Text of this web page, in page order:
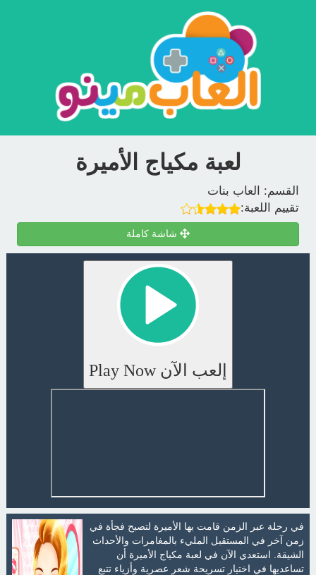
لعبة مكياج الأميرة
القسم:
العاب بنات
تقييم اللعبة:
شاشة كاملة
إلعب الآن Play Now
في رحلة عبر الزمن قامت بها الأميرة لتصبح فجأة في
زمن آخر في المستقبل المليء بالمغامرات والأحداث
الشيقة. استعدي الآن في لعبة مكياج الأميرة أن
تساعديها في اختيار تسريحة شعر عصرية وأزياء تتبع